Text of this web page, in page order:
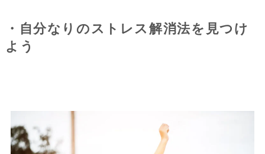
・自分なりのストレス解消法を見つけ
よう